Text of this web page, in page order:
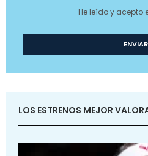
He leído y acepto
LOS ESTRENOS MEJOR